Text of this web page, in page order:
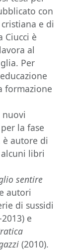
con
e di
Ciucci è
al
Per
formazione
nuovi
la fase
autore di
libri
sentire
autori
di sussidi
e
(2010).